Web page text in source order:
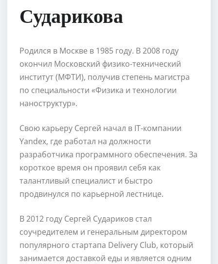
Сударикова
Родился в Москве в 1985 году. В 2008 году
окончил Московский физико-технический
институт (МФТИ), получив степень магистра
по специальности «Физика и технологии
наноструктур».
Свою карьеру Сергей начал в IT-компании
Yandex, где работал на должности
разработчика программного обеспечения. За
короткое время он проявил себя как
талантливый специалист и быстро
продвинулся по карьерной лестнице.
В 2012 году Сергей Судариков стал
соучредителем и генеральным директором
популярного стартапа Delivery Club, который
занимается доставкой еды и является одним